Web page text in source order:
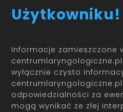
Użytkowniku!
Informacje zamieszczone
wyłącznie czysto
odpowiedzialności za
mogą wynikać ze złej